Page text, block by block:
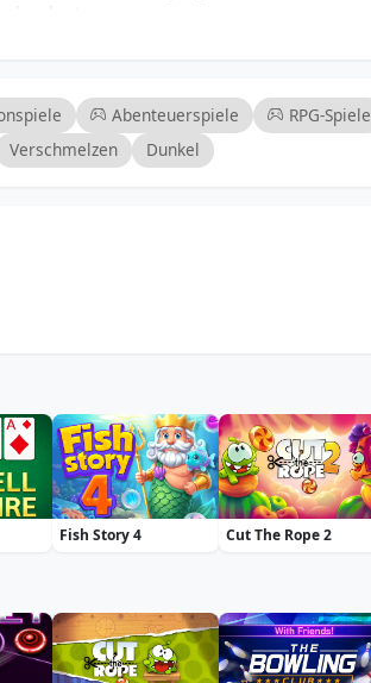
formidable Gegner.
Abenteuerspiele RPG-Spiele
Verschmelzen Dunkel
Fish Story 4 Cut The Rope 2